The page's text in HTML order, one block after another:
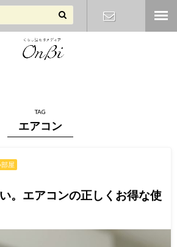
TAG
エアコン
屋
。エアコンの正しくお得な使